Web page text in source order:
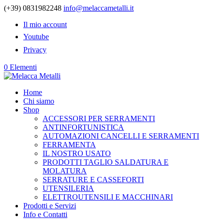
(+39) 0831982248 info@melaccametalli.it
Il mio account
Youtube
Privacy
0 Elementi
Home
Chi siamo
Shop
ACCESSORI PER SERRAMENTI
ANTINFORTUNISTICA
AUTOMAZIONI CANCELLI E SERRAMENTI
FERRAMENTA
IL NOSTRO USATO
PRODOTTI TAGLIO SALDATURA E
MOLATURA
SERRATURE E CASSEFORTI
UTENSILERIA
ELETTROUTENSILI E MACCHINARI
Prodotti e Servizi
Info e Contatti